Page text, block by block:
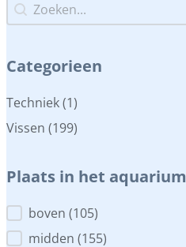
Zoeken...
Categorieen
Categorieen
Techniek(1)
Vissen (199)
Plaats in het aquarium
Plaats in het aquarium
boven (105)
midden (155)